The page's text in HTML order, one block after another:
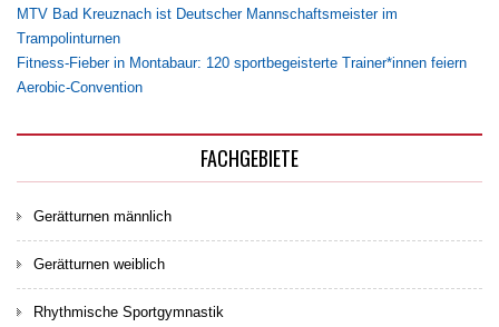
MTV Bad Kreuznach ist Deutscher Mannschaftsmeister im
Trampolinturnen
Fitness-Fieber in Montabaur: 120 sportbegeisterte Trainer*innen feiern
Aerobic-Convention
FACHGEBIETE
Gerätturnen männlich
Gerätturnen weiblich
Rhythmische Sportgymnastik